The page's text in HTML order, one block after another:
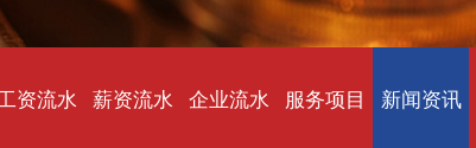
资流水 薪资流水 企业流水 服务项目 新闻资讯